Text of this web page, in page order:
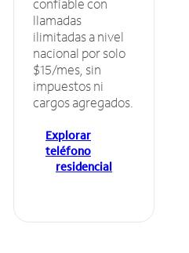
confiable con
llamadas
ilimitadas a nivel
nacional por solo
$15/mes, sin
impuestos ni
cargos agregados.
Explorar
teléfono
residencial